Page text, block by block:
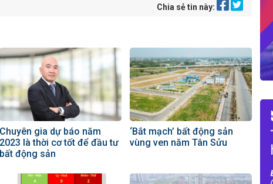
Chia sẻ tin này:
Chuyên gia dự báo năm
2023 là thời cơ tốt để đầu tư
bất động sản
‘Bắt mạch’ bất động sản
vùng ven năm Tân Sửu